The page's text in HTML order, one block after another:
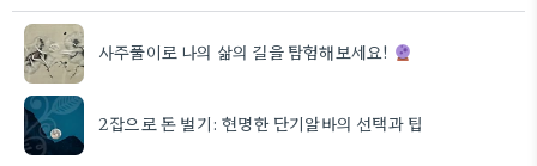
사주풀이로 나의 삶의 길을 탐험해보세요!
2잡으로 돈 벌기: 현명한 단기알바의 선택과 팁